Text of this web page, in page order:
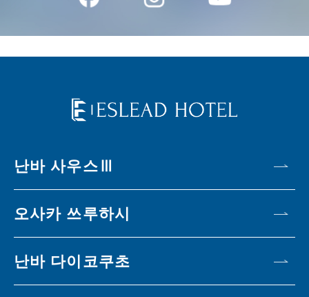
난바 사우스Ⅲ
오사카 쓰루하시
난바 다이코쿠초